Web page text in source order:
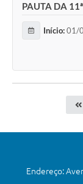
PAUTA DA
Início:01/
Endereço: